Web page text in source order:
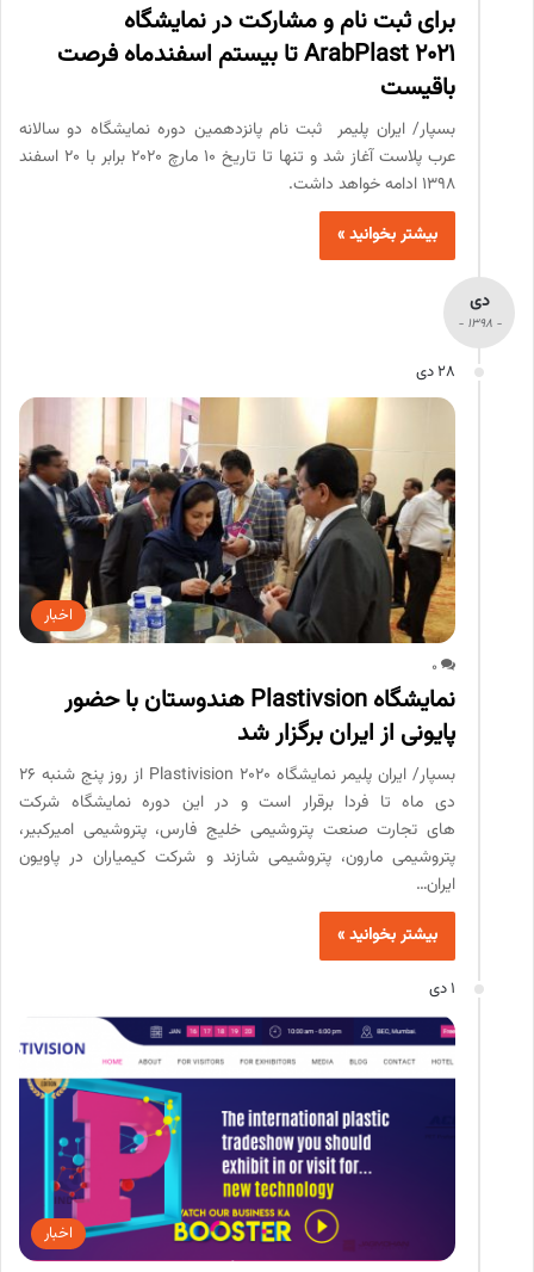
برای ثبت نام و مشارکت در نمایشگاه
ArabPlast 2021 تا بیستم اسفندماه فرصت
باقیست
بسپار/ ایران پلیمر ثبت نام پانزدهمین دوره نمایشگاه دو سالانه
عرب پلاست آغاز شد و تنها تا تاریخ 10 مارچ 2020 برابر با 20 اسفند
1398 ادامه خواهد داشت.
بیشتر بخوانید »
دی
- 1398 -
28 دی
اخبار
0
نمایشگاه Plastivsion هندوستان با حضور
پایونی از ایران برگزار شد
بسپار/ ایران پلیمر نمایشگاه Plastivision 2020 از روز پنج شنبه 26
دی ماه تا فردا برقرار است و در این دوره نمایشگاه شرکت
های تجارت صنعت پتروشیمی خلیج فارس، پتروشیمی امیرکبیر،
پتروشیمی مارون، پتروشیمی شازند و شرکت کیمیاران در پاویون
ایران…
بیشتر بخوانید »
1 دی
اخبار